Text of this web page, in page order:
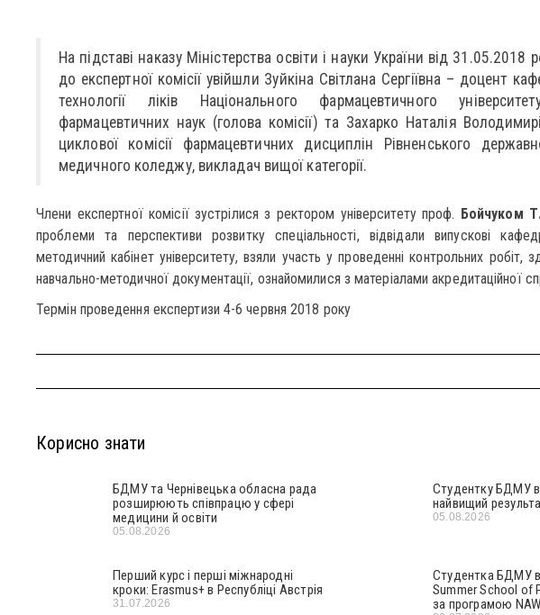
На підставі наказу Міністерства освіти і науки України від
до експертної комісії увійшли Зуйкіна Світлана Сергіївна – доцент
технології ліків Національного фармацевтичного
фармацевтичних наук (голова комісії) та Захарко Наталія
циклової комісії фармацевтичних дисциплін Рівненського
медичного коледжу, викладач вищої категорії.
Члени експертної комісії зустрілися з ректором університету проф. Бойчуком
проблеми та перспективи розвитку спеціальності, відвідали випускові
методичний кабінет університету, взяли участь у проведенні контрольних робіт,
навчально-методичної документації, ознайомилися з матеріалами акредитаційної
Термін проведення експертизи 4-6 червня 2018 року
Корисно знати
БДМУ та Чернівецька обласна рада
розширюють співпрацю у сфері
медицини й освіти
05.08.2026
Студентку БДМУ
найвищий
05.08.2026
Перший курс і перші міжнародні
кроки: Erasmus+ в Республіці Австрія
31.07.2026
Студентка БДМУ
Summer School of
за програмою